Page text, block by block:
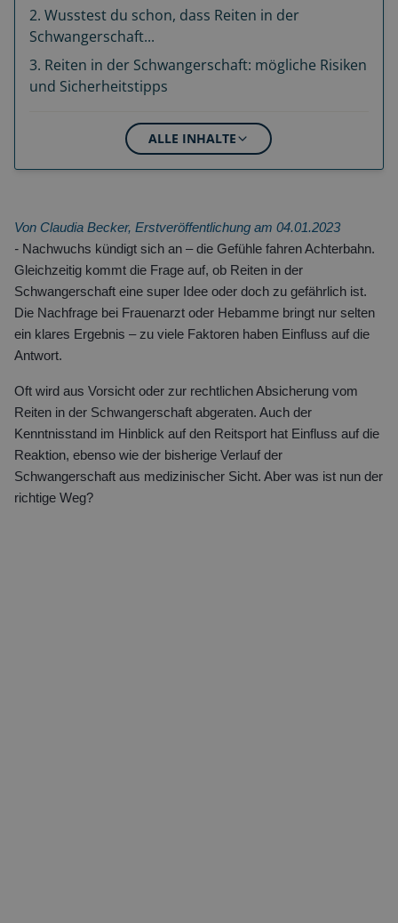
2. Wusstest du schon, dass Reiten in der
Schwangerschaft...
3. Reiten in der Schwangerschaft: mögliche Risiken
und Sicherheitstipps
ALLE INHALTE
Von Claudia Becker, Erstveröffentlichung am 04.01.2023
- Nachwuchs kündigt sich an – die Gefühle fahren Achterbahn.
Gleichzeitig kommt die Frage auf, ob Reiten in der
Schwangerschaft eine super Idee oder doch zu gefährlich ist.
Die Nachfrage bei Frauenarzt oder Hebamme bringt nur selten
ein klares Ergebnis – zu viele Faktoren haben Einfluss auf die
Antwort.
Oft wird aus Vorsicht oder zur rechtlichen Absicherung vom
Reiten in der Schwangerschaft abgeraten. Auch der
Kenntnisstand im Hinblick auf den Reitsport hat Einfluss auf die
Reaktion, ebenso wie der bisherige Verlauf der
Schwangerschaft aus medizinischer Sicht. Aber was ist nun der
richtige Weg?